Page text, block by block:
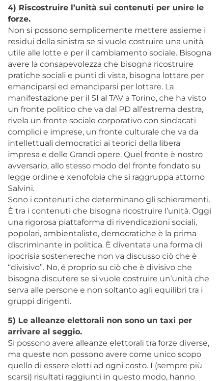
4) Riscostruire l’unità sui contenuti per unire le
forze.
Non si possono semplicemente mettere assieme i
residui della sinistra se si vuole costruire una unità
utile alle lotte e per il cambiamento sociale. Bisogna
avere la consapevolezza che bisogna ricostruire
pratiche sociali e punti di vista, bisogna lottare per
emanciparsi ed emanciparsi per lottare. La
manifestazione per il SI al TAV a Torino, che ha visto
un fronte politico che va dal PD all’estrema destra,
rivela un fronte sociale corporativo con sindacati
complici e imprese, un fronte culturale che va da
intellettuali democratici ai teorici della libera
impresa e delle Grandi opere. Quel fronte è nostro
avversario, allo stesso modo del fronte fondato su
legge ordine e xenofobia che si raggruppa attorno
Salvini.
Sono i contenuti che determinano gli schieramenti.
È tra i contenuti che bisogna ricostruire l’unità. Oggi
una rigorosa piattaforma di rivendicazioni sociali,
popolari, ambientaliste, democratiche è la prima
discriminante in politica. È diventata una forma di
ipocrisia sostenereche non va discusso ciò che è
“divisivo”. No, é proprio su ciò che è divisivo che
bisogna discutere se si vuole costruire un’unità che
serva alle persone e non soltanto agli equilibri tra i
gruppi dirigenti.
5) Le alleanze elettorali non sono un taxi per
arrivare al seggio.
Si possono avere alleanze elettorali tra forze diverse,
ma queste non possono avere come unico scopo
quello di essere eletti ad ogni costo. I (sempre più
scarsi) risultati raggiunti in questo modo, hanno